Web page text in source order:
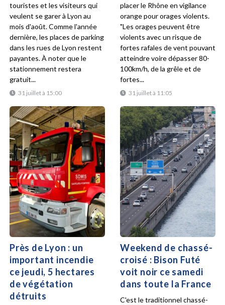
31 juillet à 15:00
touristes et les visiteurs qui
veulent se garer à Lyon au
mois d'août. Comme l'année
dernière, les places de parking
dans les rues de Lyon restent
payantes. À noter que le
stationnement restera
gratuit...
31 juillet à 11:05
placer le Rhône en vigilance
orange pour orages violents.
"Les orages peuvent être
violents avec un risque de
fortes rafales de vent pouvant
atteindre voire dépasser 80-
100km/h, de la grêle et de
fortes...
Près de Lyon : un
important incendie
ce jeudi, 5 hectares
de végétation
détruits
Weekend de chassé-
croisé : Bison Futé
voit noir ce samedi
dans toute la France
C'est le traditionnel chassé-